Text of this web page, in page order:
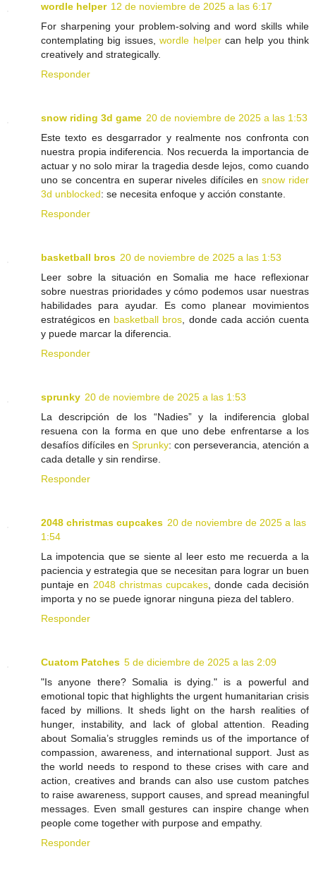
wordle helper 12 de noviembre de 2025 a las 6:17
For sharpening your problem-solving and word skills while
contemplating big issues,wordle helpercan help you think
creatively and strategically.
Responder
snow riding 3d game 20 de noviembre de 2025 a las 1:53
Este texto es desgarrador y realmente nos confronta con
nuestra propia indiferencia. Nos recuerda la importancia de
actuar y no solo mirar la tragedia desde lejos, como cuando
uno se concentra en superar niveles difíciles ensnow rider
3d unblocked: se necesita enfoque y acción constante.
Responder
basketball bros 20 de noviembre de 2025 a las 1:53
Leer sobre la situación en Somalia me hace reflexionar
sobre nuestras prioridades y cómo podemos usar nuestras
habilidades para ayudar. Es como planear movimientos
estratégicos en basketball bros, donde cada acción cuenta
y puede marcar la diferencia.
Responder
sprunky 20 de noviembre de 2025 a las 1:53
La descripción de los “Nadies” y la indiferencia global
resuena con la forma en que uno debe enfrentarse a los
desafíos difíciles en Sprunky: con perseverancia, atención a
cada detalle y sin rendirse.
Responder
2048 christmas cupcakes 20 de noviembre de 2025 a las
1:54
La impotencia que se siente al leer esto me recuerda a la
paciencia y estrategia que se necesitan para lograr un buen
puntaje en 2048 christmas cupcakes , donde cada decisión
importa y no se puede ignorar ninguna pieza del tablero.
Responder
Cuatom Patches 5 de diciembre de 2025 a las 2:09
"Is anyone there? Somalia is dying." is a powerful and
emotional topic that highlights the urgent humanitarian crisis
faced by millions. It sheds light on the harsh realities of
hunger, instability, and lack of global attention. Reading
about Somalia’s struggles reminds us of the importance of
compassion, awareness, and international support. Just as
the world needs to respond to these crises with care and
action, creatives and brands can also use custom patches
to raise awareness, support causes, and spread meaningful
messages. Even small gestures can inspire change when
people come together with purpose and empathy.
Responder